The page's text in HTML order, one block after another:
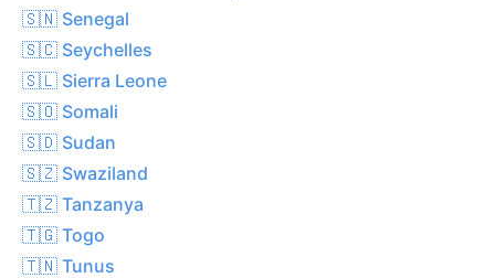
🇸🇳 Senegal
🇸🇨 Seychelles
🇸🇱 Sierra Leone
🇸🇴 Somali
🇸🇩 Sudan
🇸🇿 Swaziland
🇹🇿 Tanzanya
🇹🇬 Togo
🇹🇳 Tunus